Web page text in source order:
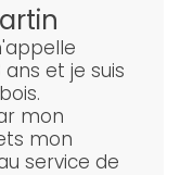
ans et je suis
mon
mon
service de